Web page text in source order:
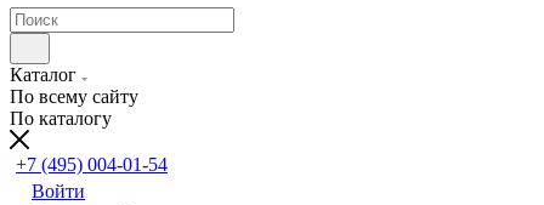
Каталог
По всему сайту
По каталогу
+7 (495) 004-01-54
Войти